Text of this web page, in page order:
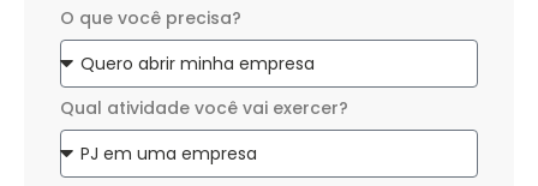
O que você precisa?
Qual atividade você vai exercer?